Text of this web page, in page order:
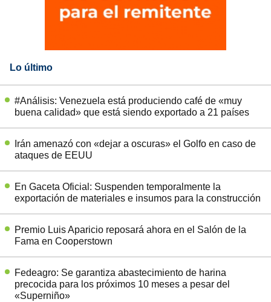
Lo último
#Análisis: Venezuela está produciendo café de «muy
buena calidad» que está siendo exportado a 21 países
Irán amenazó con «dejar a oscuras» el Golfo en caso de
ataques de EEUU
En Gaceta Oficial: Suspenden temporalmente la
exportación de materiales e insumos para la construcción
Premio Luis Aparicio reposará ahora en el Salón de la
Fama en Cooperstown
Fedeagro: Se garantiza abastecimiento de harina
precocida para los próximos 10 meses a pesar del
«Superniño»